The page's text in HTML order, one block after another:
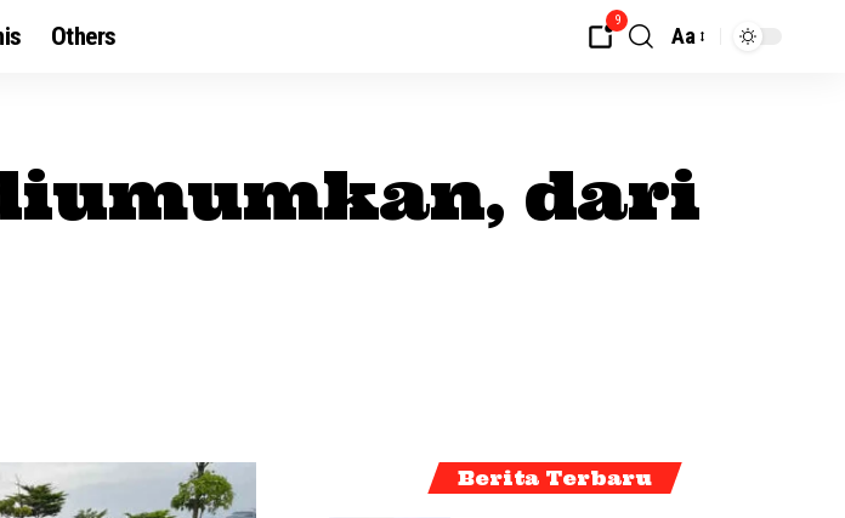
Others
9
Aa
dari
Berita Terbaru